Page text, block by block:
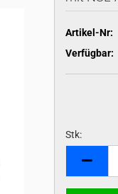
Artikel-Nr:
Verfügbar:
Stk: